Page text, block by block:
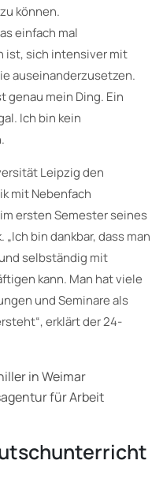
können.
einfach mal
ist, sich intensiver mit
auseinanderzusetzen.
genau mein Ding. Ein
Ich bin kein
Leipzig den
mit Nebenfach
ersten Semester seines
bin dankbar, dass man
selbständig mit
kann. Man hat viele
und Seminare als
erklärt der 24-
für Arbeit